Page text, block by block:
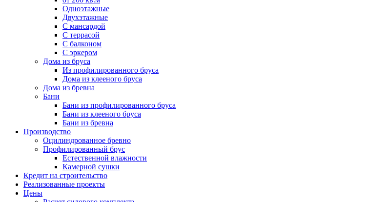
Одноэтажные
Двухэтажные
С мансардой
С террасой
С балконом
С эркером
Дома из бруса
Из профилированного бруса
Дома из клееного бруса
Дома из бревна
Бани
Бани из профилированного бруса
Бани из клееного бруса
Бани из бревна
Производство
Оцилиндрованное бревно
Профилированный брус
Естественной влажности
Камерной сушки
Кредит на строительство
Реализованные проекты
Цены